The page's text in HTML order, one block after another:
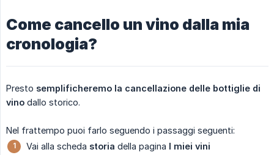
Come cancello un vino dalla mia
cronologia?
Presto semplificheremo la cancellazione delle bottiglie di
vino dallo storico.
Nel frattempo puoi farlo seguendo i passaggi seguenti:
Vai alla scheda storia della pagina I miei vini